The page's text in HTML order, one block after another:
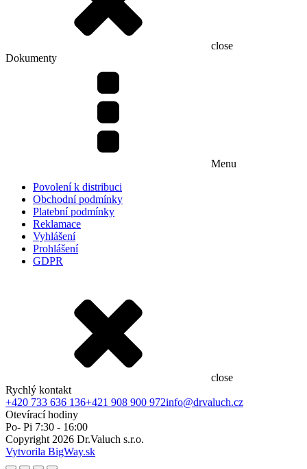
close
Dokumenty
Menu
Povolení k distribuci
Obchodní podmínky
Platební podmínky
Reklamace
Vyhlášení
Prohlášení
GDPR
close
Rychlý kontakt
+420 733 636 136+421 908 900 972info@drvaluch.cz
Otevírací hodiny
Po- Pi 7:30 - 16:00
Copyright 2026 Dr.Valuch s.r.o.
Vytvorila BigWay.sk